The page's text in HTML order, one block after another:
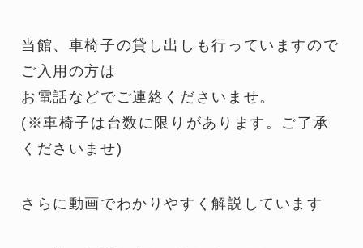
当館、車椅子の貸し出しも行っていますので
ご入用の方は
お電話などでご連絡くださいませ。
(※車椅子は台数に限りがあります。ご了承
くださいませ)
さらに動画でわかりやすく解説しています